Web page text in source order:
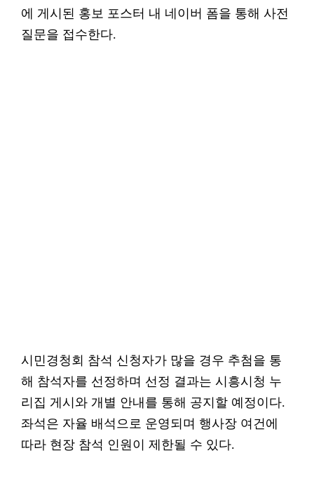
에 게시된 홍보 포스터 내 네이버 폼을 통해 사전
질문을 접수한다.
시민경청회 참석 신청자가 많을 경우 추첨을 통
해 참석자를 선정하며 선정 결과는 시흥시청 누
리집 게시와 개별 안내를 통해 공지할 예정이다.
좌석은 자율 배석으로 운영되며 행사장 여건에
따라 현장 참석 인원이 제한될 수 있다.